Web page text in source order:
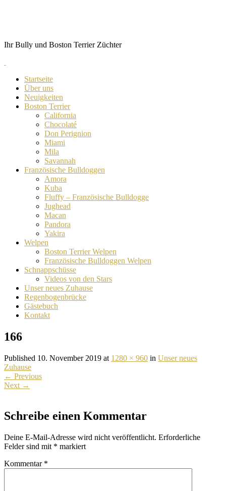
Ihr Bully und Boston Terrier Züchter
Startseite
Über uns
Neuigkeiten
Boston Terrier
California
Chocolaté
Don Perignion
Miami
Mila
Savannah
Französische Bulldoggen
Amora
Kuba
Fluffy – Französische Bulldogge
Jughead
Macan
Pandora
Yakira
Welpen
Boston Terrier Welpen
Französische Bulldoggen Welpen
Schnappschüsse
Videos von den Stars
Unser neues Zuhause
Regenbogenbrücke
Gästebuch
Kontakt
166
Published 10. November 2019 at 1280 × 960 in Unser neues
Zuhause
← Previous
Next →
Schreibe einen Kommentar
Deine E-Mail-Adresse wird nicht veröffentlicht. Erforderliche
Felder sind mit * markiert
Kommentar *